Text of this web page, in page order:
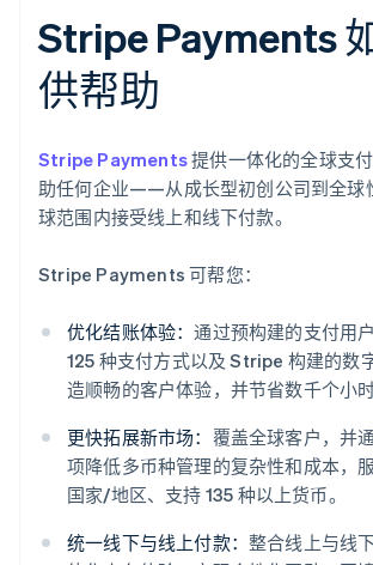
Stripe Payments
供帮助
Stripe Payments提供一体化的全球支
助任何企业——从成长型初创公司到全
球范围内接受线上和线下付款。
Stripe Payments 可帮您：
优化结账体验：通过预构建的支付用
125 种支付方式以及 Stripe 构建的数
造顺畅的客户体验，并节省数千个小
更快拓展新市场： 覆盖全球客户，并
项降低多币种管理的复杂性和成本，
国家/地区、支持 135 种以上货币。
统一线下与线上付款： 整合线上与线